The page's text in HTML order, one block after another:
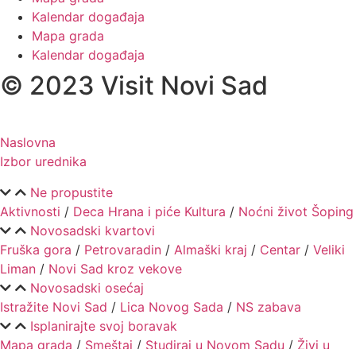
Kalendar događaja
Mapa grada
Kalendar događaja
© 2023 Visit Novi Sad
Naslovna
Izbor urednika
Ne propustite
Aktivnosti / Deca Hrana i piće Kultura / Noćni život Šoping
Novosadski kvartovi
Fruška gora / Petrovaradin / Almaški kraj / Centar / Veliki
Liman / Novi Sad kroz vekove
Novosadski osećaj
Istražite Novi Sad / Lica Novog Sada / NS zabava
Isplanirajte svoj boravak
Mapa grada / Smeštaj / Studiraj u Novom Sadu / Živi u